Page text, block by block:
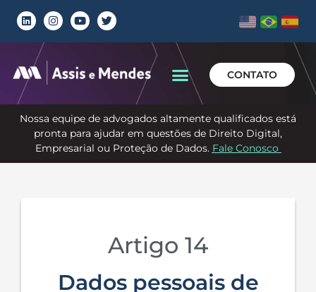
CONTATO
Nossa equipe de advogados altamente qualificados está
pronta para ajudar em questões de Direito Digital,
Empresarial ou Proteção de Dados. Fale Conosco
Artigo 14
Dados pessoais de